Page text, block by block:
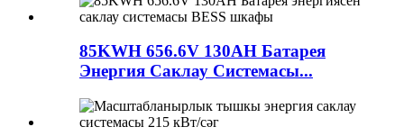
85KWH 656.6V 130AH Батарея
Энергия Саклау Системасы...